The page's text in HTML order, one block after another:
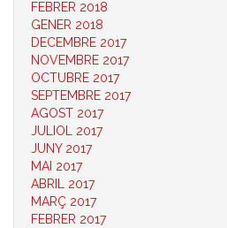
FEBRER 2018
GENER 2018
DECEMBRE 2017
NOVEMBRE 2017
OCTUBRE 2017
SEPTEMBRE 2017
AGOST 2017
JULIOL 2017
JUNY 2017
MAI 2017
ABRIL 2017
MARÇ 2017
FEBRER 2017